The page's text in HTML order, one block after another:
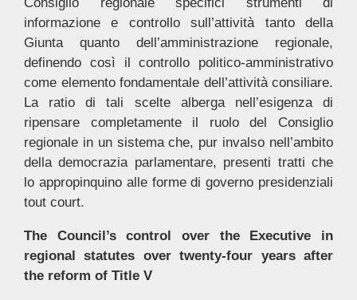
informazione e controllo sull’attività tanto della
Giunta quanto dell’amministrazione regionale,
definendo così il controllo politico-amministrativo
come elemento fondamentale dell’attività consiliare.
La ratio di tali scelte alberga nell’esigenza di
ripensare completamente il ruolo del Consiglio
regionale in un sistema che, pur invalso nell’ambito
della democrazia parlamentare, presenti tratti che
lo appropinquino alle forme di governo presidenziali
tout court.
The Council’s control over the Executive in
regional statutes over twenty-four years after
the reform of Title V